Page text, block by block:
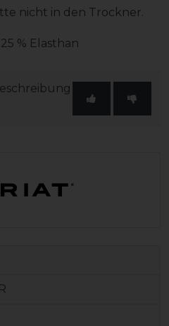
nicht in den Trockner.
% Elasthan